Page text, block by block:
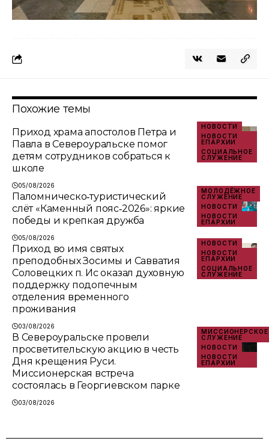
Похожие темы
НОВОСТИ
НОВОСТИ
ЕПАРХИИ
СОЦИАЛЬНОЕ
СЛУЖЕНИЕ
Приход храма апостолов Петра и
Павла в Североуральске помог
детям сотрудников собраться к
школе
05/08/2026
МОЛОДЁЖНОЕ
СЛУЖЕНИЕ
НОВОСТИ
НОВОСТИ
ЕПАРХИИ
Паломническо‑туристический
слёт «Каменный пояс‑2026»: яркие
победы и крепкая дружба
05/08/2026
НОВОСТИ
НОВОСТИ
ЕПАРХИИ
СОЦИАЛЬНОЕ
СЛУЖЕНИЕ
Приход во имя святых
преподобных Зосимы и Савватия
Соловецких п. Ис оказал духовную
поддержку подопечным
отделения временного
проживания
03/08/2026
МИССИОНЕРСКОЕ
СЛУЖЕНИЕ
НОВОСТИ
НОВОСТИ
ЕПАРХИИ
В Североуральске провели
просветительскую акцию в честь
Дня крещения Руси.
Миссионерская встреча
состоялась в Георгиевском парке
03/08/2026